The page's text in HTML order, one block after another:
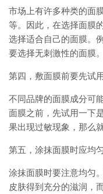
市场上有许多种类的面
等。因此，在选择面膜
选择适合自己的面膜。
要选择无刺激性的面膜。
第四，敷面膜前要先试用
不同品牌的面膜成分可
面膜之前，先试用一下
果出现过敏现象，那么
第五，涂抹面膜时应均
涂抹面膜时要注意均匀
皮肤得到充分的滋润，